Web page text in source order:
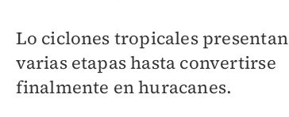
Lo ciclones tropicales presentan
varias etapas hasta convertirse
finalmente en huracanes.